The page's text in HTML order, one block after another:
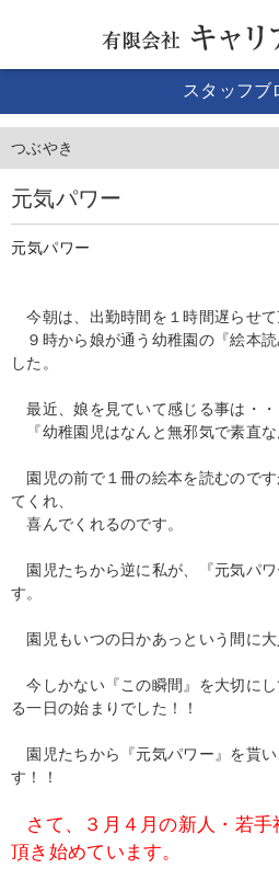
スタッフブ
つぶやき
元気パワー
元気パワー
今朝は、出勤時間を１時間遅らせて
９時から娘が通う幼稚園の『絵本
した。
最近、娘を見ていて感じる事は・・
『幼稚園児はなんと無邪気で素直な
園児の前で１冊の絵本を読むので
てくれ、
喜んでくれるのです。
園児たちから逆に私が、『元気パ
す。
園児もいつの日かあっという間に大
今しかない『この瞬間』を大切に
る一日の始まりでした！！
園児たちから『元気パワー』を貰い
す！！
さて、３月４月の新人・若
頂き始めています。